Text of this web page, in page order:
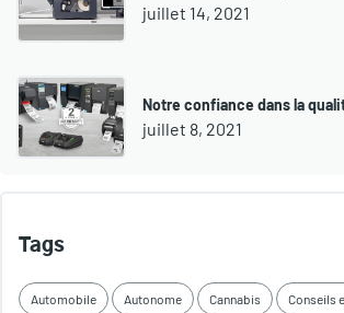
juillet 14, 2021
Notre confiance dans la
juillet 8, 2021
Tags
Automobile Autonome Cannabis Conseils